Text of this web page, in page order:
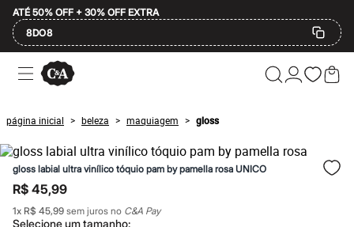
ATÉ 50% OFF + 30% OFF EXTRA
8DO8
Ofertas
Compre por Departamento
Masculino
Infantil
Calçados
Mindse7
Plus Size
Até 20% off
Até 40% off
Até 60% off
página inicial > beleza > maquiagem > gloss
gloss labial ultra vinílico tóquio pam by pamella rosa UNICO
R$ 45,99
1x R$ 45,99 sem juros no C&A Pay
Selecione umtamanho: